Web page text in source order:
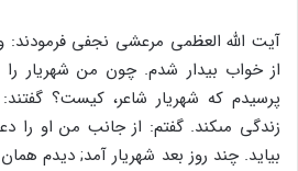
آیت الله العظمى مرعشى نجفى فرمودند:
از خواب بیدار شدم. چون من شهریار را
پرسیدم که شهریار شاعر، کیست؟
زندگى مى‏کند. گفتم: از جانب من او را
بیاید. چند روز بعد شهریار آمد; دیدم